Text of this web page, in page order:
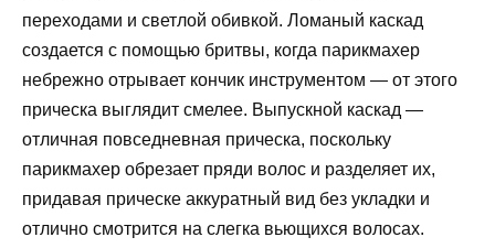
переходами и светлой обивкой. Ломаный каскад
создается с помощью бритвы, когда парикмахер
небрежно отрывает кончик инструментом — от этого
прическа выглядит смелее. Выпускной каскад —
отличная повседневная прическа, поскольку
парикмахер обрезает пряди волос и разделяет их,
придавая прическе аккуратный вид без укладки и
отлично смотрится на слегка вьющихся волосах.